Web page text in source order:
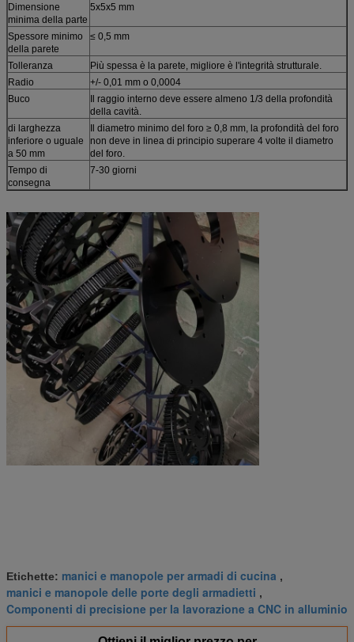
Dimensione
minima della parte
5x5x5 mm
Spessore minimo
della parete
≤ 0,5 mm
Tolleranza
Più spessa è la parete, migliore è l'integrità strutturale.
Radio
+/- 0,01 mm o 0,0004
Buco
Il raggio interno deve essere almeno 1/3 della profondità
della cavità.
di larghezza
inferiore o uguale
a 50 mm
Il diametro minimo del foro ≥ 0,8 mm, la profondità del foro
non deve in linea di principio superare 4 volte il diametro
del foro.
Tempo di
consegna
7-30 giorni
Etichette: manici e manopole per armadi di cucina ,
manici e manopole delle porte degli armadietti ,
Componenti di precisione per la lavorazione a CNC in alluminio